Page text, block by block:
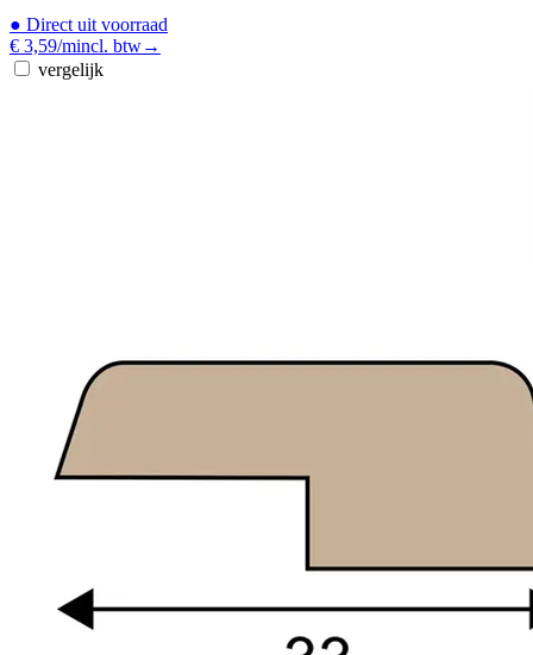
● Direct uit voorraad
€ 3,59/mincl. btw→
vergelijk